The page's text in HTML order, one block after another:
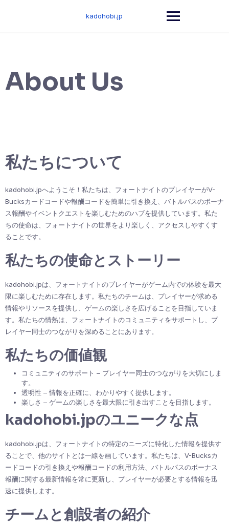
kadohobi.jp
About Us
私たちについて
kadohobi.jpへようこそ！私たちは、フォートナイトのプレイヤーがV-
Bucksカードコードや報酬コードを簡単に引き換え、バトルパスのボーナ
ス報酬やイベントクエストを楽しむためのハブを提供しています。私た
ちの使命は、フォートナイトの世界をより楽しく、アクセスしやすくす
ることです。
私たちの使命とストーリー
kadohobi.jpは、フォートナイトのプレイヤーがゲーム内での体験を最大
限に楽しむために存在します。私たちのチームは、プレイヤーが求める
情報やリソースを提供し、ゲームの楽しさを広げることを目指していま
す。私たちの情熱は、フォートナイトのコミュニティをサポートし、プ
レイヤー同士のつながりを深めることにあります。
私たちの価値観
コミュニティのサポート – プレイヤー同士のつながりを大切にしま
す。
透明性 – 情報を正確に、わかりやすく提供します。
楽しさ – ゲームの楽しさを最大限に引き出すことを目指します。
kadohobi.jpのユニークな点
kadohobi.jpは、フォートナイトの特定のニーズに特化した情報を提供す
ることで、他のサイトとは一線を画しています。私たちは、V-Bucksカ
ードコードの引き換えや報酬コードの利用方法、バトルパスのボーナス
報酬に関する最新情報を常に更新し、プレイヤーが必要とする情報を迅
速に提供します。
チームと創設者の紹介